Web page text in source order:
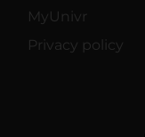
MyUnivr
Privacy policy